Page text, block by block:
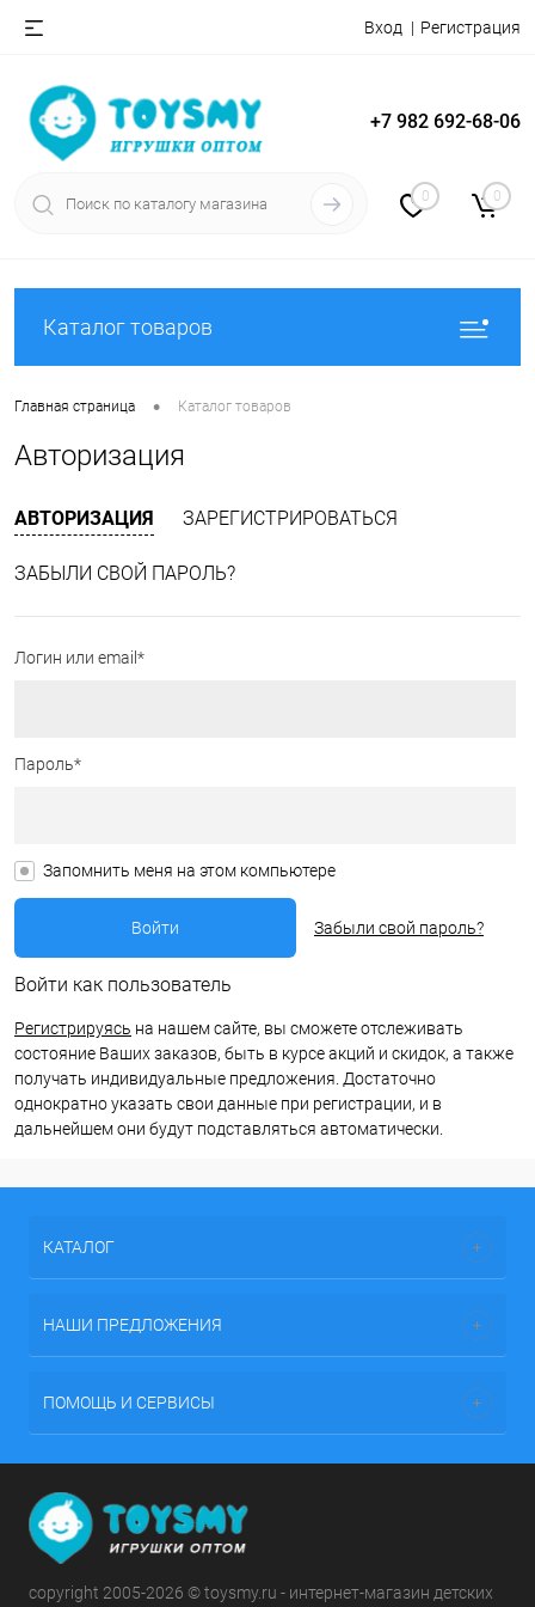
Вход Регистрация
+7 982 692-68-06
0 0
Каталог товаров
Главная страница • Каталог товаров
Авторизация
АВТОРИЗАЦИЯ ЗАРЕГИСТРИРОВАТЬСЯ
ЗАБЫЛИ СВОЙ ПАРОЛЬ?
Логин или email*
Пароль*
Запомнить меня на этом компьютере
Забыли свой пароль?
Войти как пользователь
Регистрируясь на нашем сайте, вы сможете отслеживать
состояние Ваших заказов, быть в курсе акций и скидок, а также
получать индивидуальные предложения. Достаточно
однократно указать свои данные при регистрации, и в
дальнейшем они будут подставляться автоматически.
КАТАЛОГ
НАШИ ПРЕДЛОЖЕНИЯ
ПОМОЩЬ И СЕРВИСЫ
copyright 2005-2026 © toysmy.ru - интернет-магазин детских